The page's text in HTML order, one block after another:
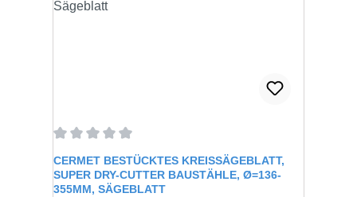
Durchschnittliche Bewertung von 0 von 5 Sternen
CERMET BESTÜCKTES KREISSÄGEBLATT,
SUPER DRY-CUTTER BAUSTÄHLE, Ø=136-
355MM, SÄGEBLATT